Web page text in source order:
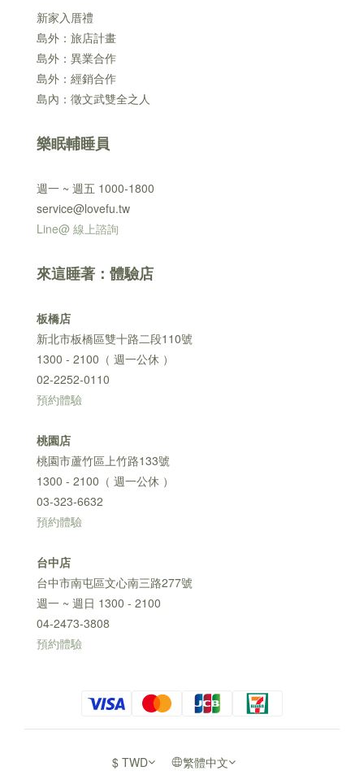
新家入厝禮
島外：旅店計畫
島外：異業合作
島外：經銷合作
島內：徵文武雙全之人
樂眠輔睡員
週一 ~ 週五 1000-1800
service@lovefu.tw
Line@ 線上諮詢
來這睡著：體驗店
板橋店
新北市板橋區雙十路二段110號
1300 - 2100（ 週一公休 ）
02-2252-0110
預約體驗
桃園店
桃園市蘆竹區上竹路133號
1300 - 2100（ 週一公休 ）
03-323-6632
預約體驗
台中店
台中市南屯區文心南三路277號
週一 ~ 週日 1300 - 2100
04-2473-3808
預約體驗
$ TWD 繁體中文